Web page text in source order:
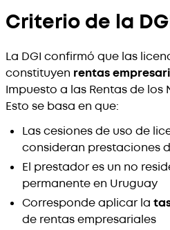
Criterio de la
La DGI confirmó que las
constituyen rentas
Impuesto a las Rentas de los
Esto se basa en que:
Las cesiones de uso de
consideran prestaciones
El prestador es un no
permanente en Uruguay
Corresponde aplicar la
de rentas empresariales